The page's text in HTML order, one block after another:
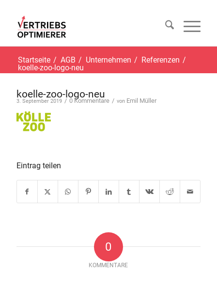
Startseite / AGB / Unternehmen / Referenzen /
koelle-zoo-logo-neu
koelle-zoo-logo-neu
3. September 2019 / 0 Kommentare / von Emil Müller
Eintrag teilen
0
KOMMENTARE